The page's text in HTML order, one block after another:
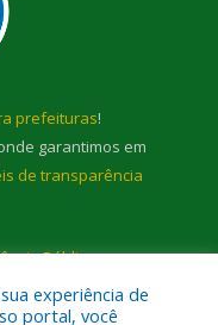
prefeituras!
garantimos em
de transparência
Pública
experiência de
portal, você